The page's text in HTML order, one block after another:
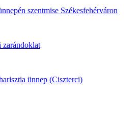
szentmise Székesfehérváron
zarándoklat
ünnep (Ciszterci)